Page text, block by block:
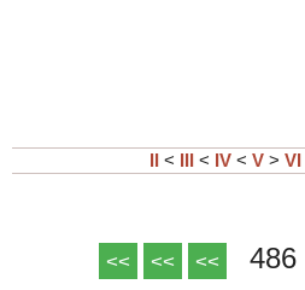
II < III < IV < V > VI
<< << << 486